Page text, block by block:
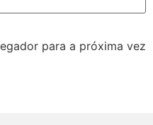
para a próxima vez